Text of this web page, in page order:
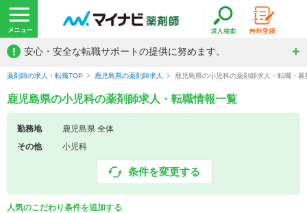
! 安心・安全な転職サポートの提供に努めます。
薬剤師の求人・転職TOP 鹿児島県の薬剤師求人 鹿児島県の小児科の薬剤師求人・転職・募
鹿児島県の小児科の薬剤師求人・転職情報一覧
勤務地
鹿児島県 全体
その他
小児科
条件を変更する
人気のこだわり条件を追加する